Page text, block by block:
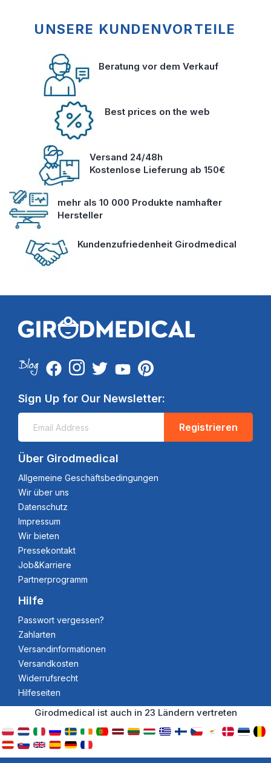
UNSERE KUNDENVORTEILE
Beratung vor dem Verkauf
Best prices on the web
Versand 24/48h
Kostenlose Lieferung ab 150€
mehr als 10 000 Produkte namhafter
Hersteller
Kundenzufriedenheit Girodmedical
Sign Up for Our Newsletter:
Registrieren
Über Girodmedical
Allgemeine Geschäftsbedingungen
Wir über uns
Datenschutz
Impressum
Wir bieten
Pressekontakt
Job&Karriere
Partnerprogramm
Hilfe
Passwort vergessen?
Zahlarten
Versandinformationen
Versandkosten
Widerrufsrecht
Hilfeseiten
Girodmedical ist auch in 23 Ländern vertreten